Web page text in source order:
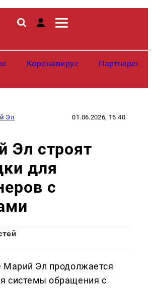
Коронавирус
Эл 01.06.2026, 16:40
Эл строят
для
с
Марий Эл продолжается
системы обращения с